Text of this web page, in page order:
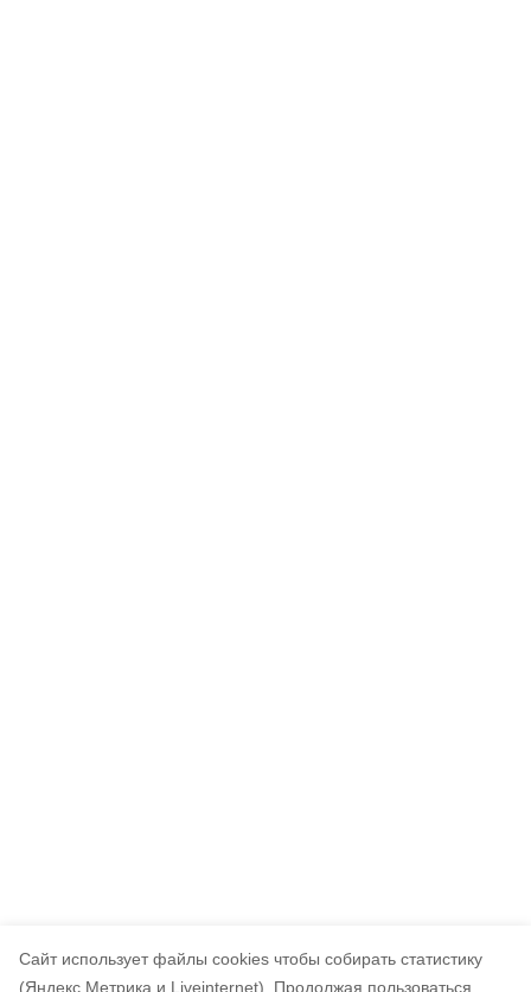
Cайт использует файлы cookies чтобы собирать статистику
(Яндекс.Метрика и Liveinternet).
Продолжая пользоваться